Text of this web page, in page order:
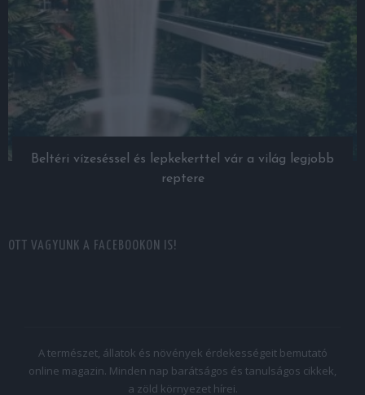
Beltéri vízeséssel és lepkekerttel vár a világ legjobb
reptere
OTT VAGYUNK A FACEBOOKON IS!
A természet, állatok és növények érdekességeit bemutató
online magazin. Minden nap barátságos és tanulságos cikkek,
a zöld környezet hírei.